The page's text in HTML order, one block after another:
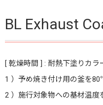
BL Exhaust
[ 乾燥時間 ] : 耐熱下塗りカ
1 ）予め焼き付け用の釜を
2 ）施行対象物への基材温